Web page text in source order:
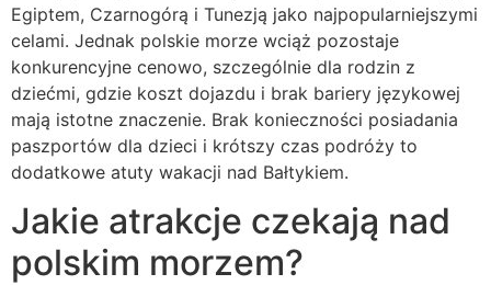
Egiptem, Czarnogórą i Tunezją jako najpopularniejszymi
celami. Jednak polskie morze wciąż pozostaje
konkurencyjne cenowo, szczególnie dla rodzin z
dziećmi, gdzie koszt dojazdu i brak bariery językowej
mają istotne znaczenie. Brak konieczności posiadania
paszportów dla dzieci i krótszy czas podróży to
dodatkowe atuty wakacji nad Bałtykiem.
Jakie atrakcje czekają nad
polskim morzem?